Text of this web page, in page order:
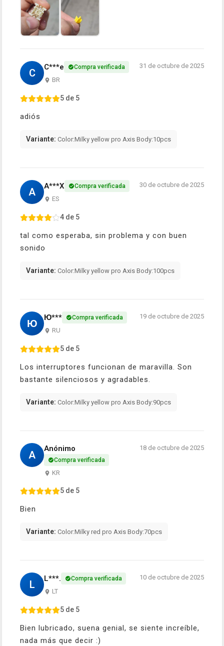
C C***e Compra verificada
BR
31 de octubre de 2025
5 de 5
adiós
Variante: Color:Milky yellow pro Axis Body:10pcs
A A***X Compra verificada
ES
30 de octubre de 2025
4 de 5
tal como esperaba, sin problema y con buen
sonido
Variante: Color:Milky yellow pro Axis Body:100pcs
Ю Ю*** Compra verificada
RU
19 de octubre de 2025
5 de 5
Los interruptores funcionan de maravilla. Son
bastante silenciosos y agradables.
Variante: Color:Milky yellow pro Axis Body:90pcs
A
Anónimo
Compra verificada
KR
18 de octubre de 2025
5 de 5
Bien
Variante: Color:Milky red pro Axis Body:70pcs
L L***. Compra verificada
LT
10 de octubre de 2025
5 de 5
Bien lubricado, suena genial, se siente increíble,
nada más que decir :)